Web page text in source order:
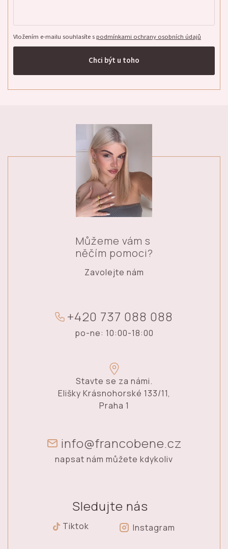
Vložením e-mailu souhlasíte s podmínkami ochrany osobních údajů
Chci být u toho
Můžeme vám s
něčím pomoci?
Zavolejte nám
+420 737 088 088
po-ne: 10:00-18:00
Stavte se za námi.
Elišky Krásnohorské 133/11,
Praha 1
info@francobene.cz
napsat nám můžete kdykoliv
Sledujte nás
Tiktok Instagram